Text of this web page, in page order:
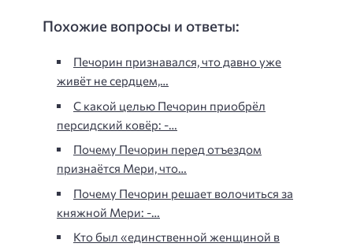
Похожие вопросы и ответы:
Печорин признавался, что давно уже
живёт не сердцем,…
С какой целью Печорин приобрёл
персидский ковёр: -…
Почему Печорин перед отъездом
признаётся Мери, что…
Почему Печорин решает волочиться за
княжной Мери: -…
Кто был «единственной женщиной в